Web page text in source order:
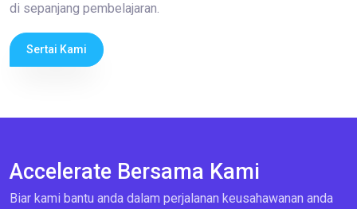
di sepanjang pembelajaran.
Sertai Kami
Accelerate Bersama Kami
Biar kami bantu anda dalam perjalanan keusahawanan anda